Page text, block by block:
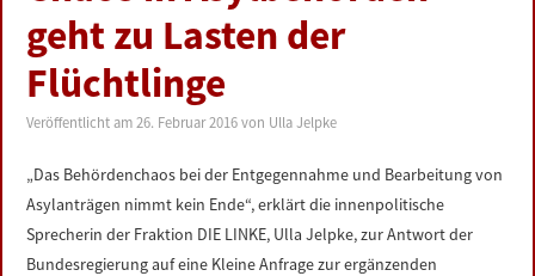
ZUR PERSON
LINKS
IMPRESSUM
geht zu Lasten der
Flüchtlinge
Veröffentlicht am26. Februar 2016 von Ulla Jelpke
„Das Behördenchaos bei der Entgegennahme und Bearbeitung von
Asylanträgen nimmt kein Ende“, erklärt die innenpolitische
Sprecherin der Fraktion DIE LINKE, Ulla Jelpke, zur Antwort der
Bundesregierung auf eine Kleine Anfrage zur ergänzenden